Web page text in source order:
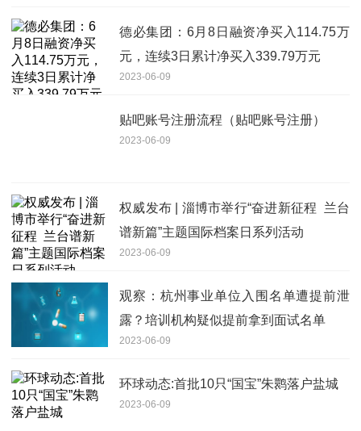
德必集团：6月8日融资净买入114.75万
元，连续3日累计净买入339.79万元
2023-06-09
贴吧账号注册流程（贴吧账号注册）
2023-06-09
权威发布 | 淄博市举行“奋进新征程 兰台
谱新篇”主题国际档案日系列活动
2023-06-09
观察：杭州事业单位入围名单遭提前泄
露？培训机构疑似提前拿到面试名单
2023-06-09
环球动态:首批10只“国宝”朱鹮落户盐城
2023-06-09